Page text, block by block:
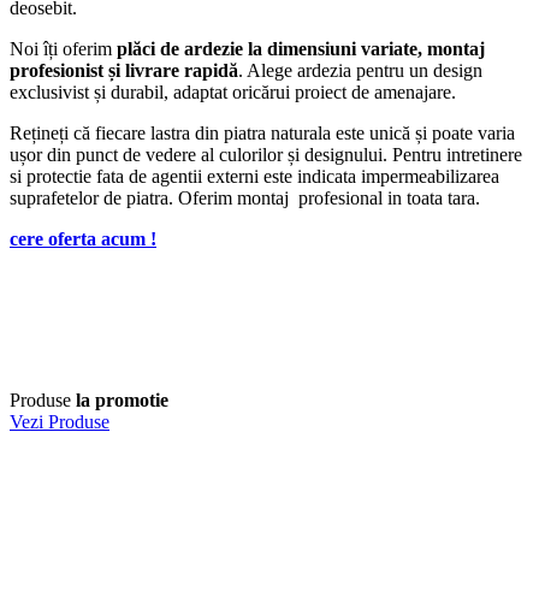
deosebit.
Noi îți oferim plăci de ardezie la dimensiuni variate, montaj
profesionist și livrare rapidă. Alege ardezia pentru un design
exclusivist și durabil, adaptat oricărui proiect de amenajare.
Rețineți că fiecare lastra din piatra naturala este unică și poate varia
ușor din punct de vedere al culorilor și designului. Pentru intretinere
si protectie fata de agentii externi este indicata impermeabilizarea
suprafetelor de piatra. Oferim montaj profesional in toata tara.
cere oferta acum !
Produse la promotie
Vezi Produse